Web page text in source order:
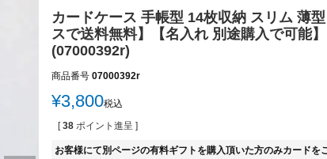
カードケース 手帳型 14枚収納 スリム 薄
スで送料無料】【名入れ 別途購入で可能
(07000392r)
商品番号 07000392r
¥3,800税込
[ 38 ポイント進呈 ]
お客様にて別ページの有料ギフトを購入頂いた方のみカードを